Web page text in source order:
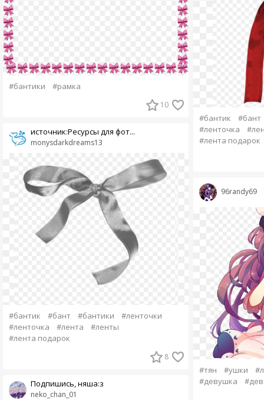
#бантики #рамка
10
monysdarkdreams13
источник:Ресурсы для фот...
#бантик #бант #бантики
#ленточки
#ленточка
#лента
#ленты
#лента подарок
8
neko_chan_01
Подпишись, няша:з
#бантик
#бант
#ленточка
#лента подарок
96randy69
#тян #ушки
#девушка